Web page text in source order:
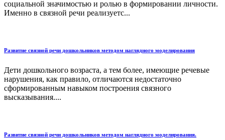
социальной значимостью и ролью в формировании личности.
Именно в связной речи реализуетс...
Развитие связной речи дошкольников методом наглядного моделирования
Дети дошкольного возраста, а тем более, имеющие речевые
нарушения, как правило, отличаются недостаточно
сформированным навыком построения связного
высказывания....
Развитие связной речи дошкольников методом наглядного моделирования.